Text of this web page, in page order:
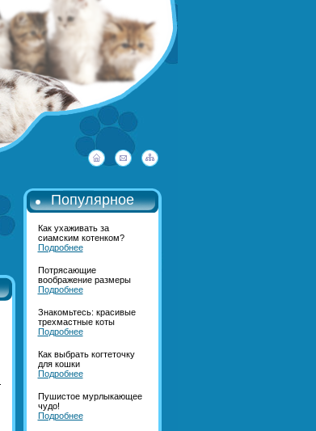
Популярное
Как ухаживать за
сиамским котенком?
Подробнее
Потрясающие
воображение размеры
Подробнее
Знакомьтесь: красивые
трехмастные коты
Подробнее
Как выбрать когтеточку
для кошки
Подробнее
Пушистое мурлыкающее
чудо!
Подробнее